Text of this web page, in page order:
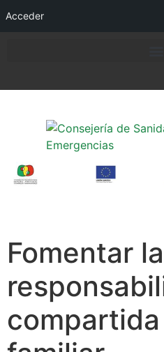
Acceder
Fomentar